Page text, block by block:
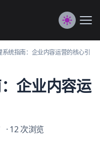
Switch
系统指南：企业内容运营的核心引
企业内容运
· 12 次浏览